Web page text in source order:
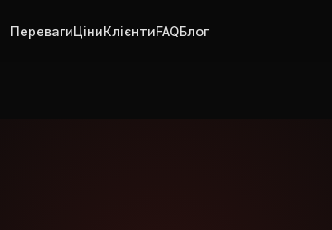
ПеревагиЦіниКлієнтиFAQБлог